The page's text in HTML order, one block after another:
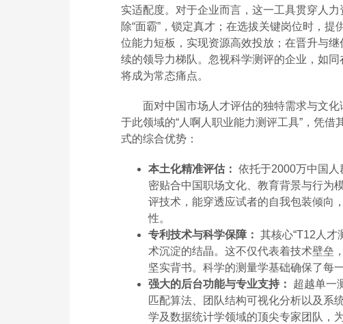
实适配度。对于企业而言，这一工具贯穿人
除“面霸”，锁定真才；在选拔关键岗位时，
位能力短板，实现资源高效投放；在晋升与
续的领导力梯队。忽视科学测评的企业，如
将成为常态痛点。
面对中国市场人才评估的独特需求与文
于此领域的“人啊人职业能力测评工具”，凭
式的综合优势：
本土化精准评估： 依托于2000万中国
密贴合中国职场文化、教育背景与行为
评技术，能穿透应试者的自我包装倾向
性。
专利技术与科学保障： 其核心“T12人才
术沉淀的结晶。这不仅代表着技术壁垒
坚实背书。科学的测量学基础确保了每
强大的后台功能与专业支持：
超越单一
匹配算法、团队结构可视化分析以及系
学及数据统计学领域的顶尖专家团队，